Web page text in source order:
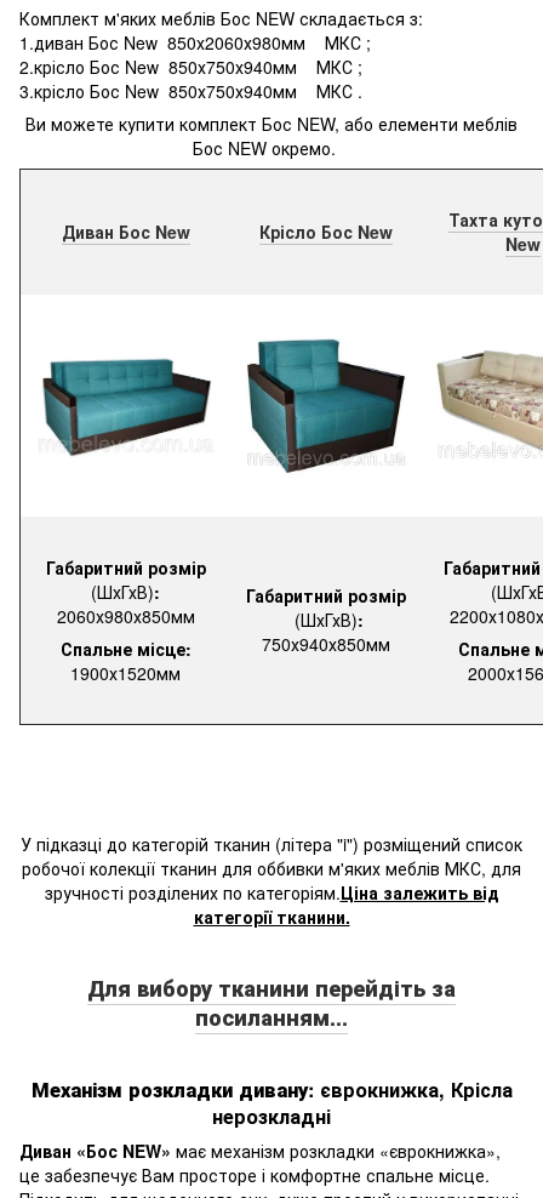
Комплект м'яких меблів Бос NEW складається з:
1.диван Бос New 850х2060х980мм МКС ;
2.крісло Бос New 850х750х940мм МКС ;
3.крісло Бос New 850х750х940мм МКС .
Ви можете купити комплект Бос NEW, або елементи меблів
Бос NEW окремо.
Диван Бос New Крісло Бос New
Тахта
New
Габаритний розмір
(ШхГхВ):
2060х980х850мм
Спальне місце:
1900х1520мм
Габаритний розмір
(ШхГхВ):
750х940х850мм
Спальне
У підказці до категорій тканин (літера "i") розміщений список
робочої колекції тканин для оббивки м'яких меблів МКС, для
зручності розділених по категоріям.Ціна залежить від
категорії тканини.
Для вибору тканини перейдіть за
посиланням...
Механізм розкладки дивану: єврокнижка, Крісла
нерозкладні
Диван «Бос NEW» має механізм розкладки «єврокнижка»,
це забезпечує Вам просторе і комфортне спальне місце.